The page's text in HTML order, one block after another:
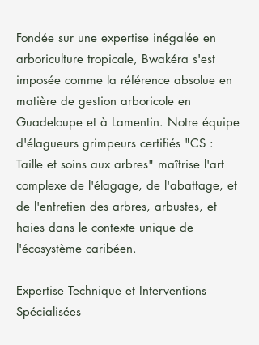
Fondée sur une expertise inégalée en
arboriculture tropicale, Bwakéra s'est
imposée comme la référence absolue en
matière de gestion arboricole en
Guadeloupe et à Lamentin. Notre équipe
d'élagueurs grimpeurs certifiés "CS :
Taille et soins aux arbres" maîtrise l'art
complexe de l'élagage, de l'abattage, et
de l'entretien des arbres, arbustes, et
haies dans le contexte unique de
l'écosystème caribéen.
Expertise Technique et Interventions
Spécialisées